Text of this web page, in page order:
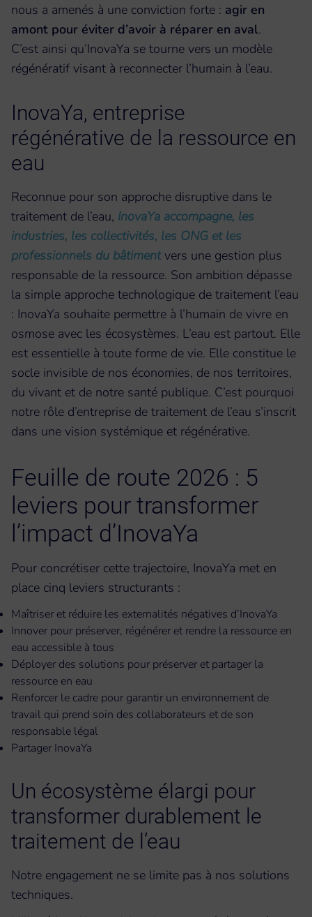
nous a amenés à une conviction forte : agir en
amont pour éviter d’avoir à réparer en aval.
C’est ainsi qu’InovaYa se tourne vers un modèle
régénératif visant à reconnecter l’humain à l’eau.
InovaYa, entreprise
régénérative de la ressource en
eau
Reconnue pour son approche disruptive dans le
traitement de l’eau, InovaYa accompagne, les
industries, les collectivités, les ONG et les
professionnels du bâtimentvers une gestion plus
responsable de la ressource. Son ambition dépasse
la simple approche technologique de traitement l’eau
: InovaYa souhaite permettre à l’humain de vivre en
osmose avec les écosystèmes. L’eau est partout. Elle
est essentielle à toute forme de vie. Elle constitue le
socle invisible de nos économies, de nos territoires,
du vivant et de notre santé publique. C’est pourquoi
notre rôle d’entreprise de traitement de l’eau s’inscrit
dans une vision systémique et régénérative.
Feuille de route 2026 : 5
leviers pour transformer
l’impact d’InovaYa
Pour concrétiser cette trajectoire, InovaYa met en
place cinq leviers structurants :
Maîtriser et réduire les externalités négatives d’InovaYa
Innover pour préserver, régénérer et rendre la ressource en
eau accessible à tous
Déployer des solutions pour préserver et partager la
ressource en eau
Renforcer le cadre pour garantir un environnement de
travail qui prend soin des collaborateurs et de son
responsable légal
Partager InovaYa
Un écosystème élargi pour
transformer durablement le
traitement de l’eau
Notre engagement ne se limite pas à nos solutions
techniques.